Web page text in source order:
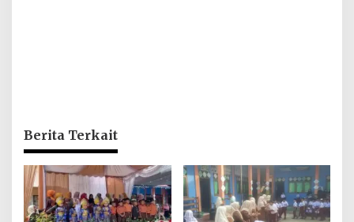
Berita Terkait